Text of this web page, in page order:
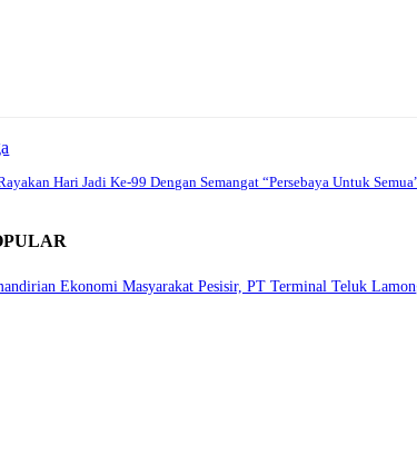
Hari Jadi Ke-99 Dengan Semangat “Persebaya Untuk
Ekonomi Masyarakat Pesisir, PT Terminal Teluk